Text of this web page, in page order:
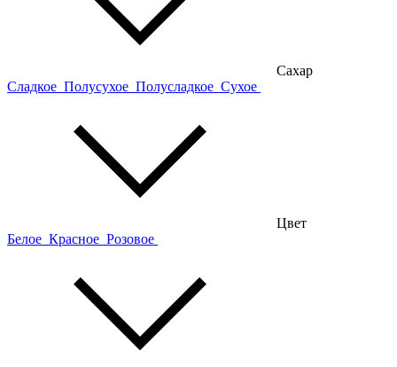
Сахар
Сладкое Полусухое Полусладкое Сухое
Цвет
Белое Красное Розовое